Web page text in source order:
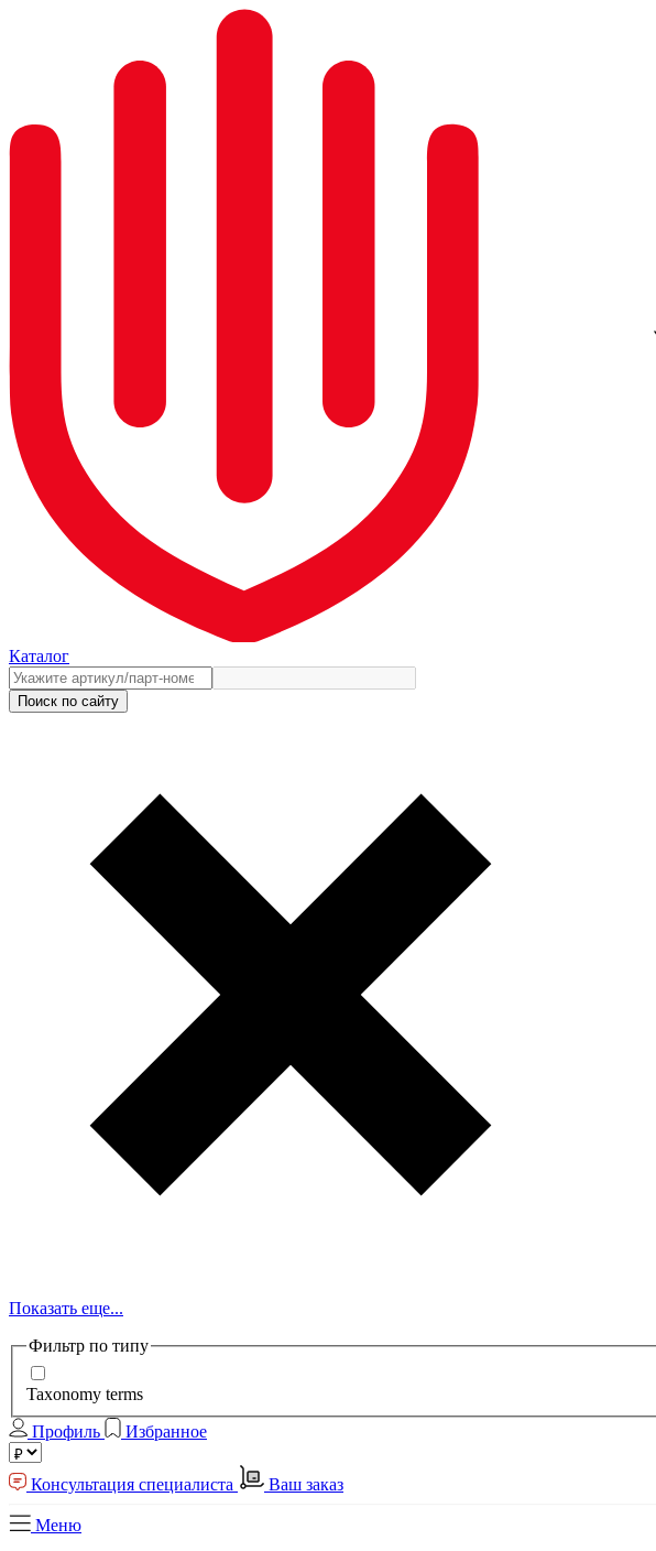
Каталог
Поиск по сайту
Показать еще...
Фильтр по типу
Taxonomy terms
Профиль
Избранное
Консультация специалиста Ваш заказ
Меню